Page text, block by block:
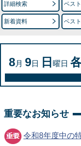
詳細検索 ベス
新着資料 ベス
8月 9日 日 曜日
重要なお知らせ
令和8年度中の